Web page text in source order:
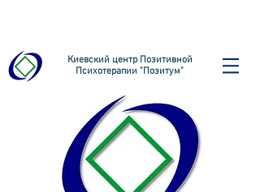
Киевский центр Позитивной
Психотерапии "Позитум"